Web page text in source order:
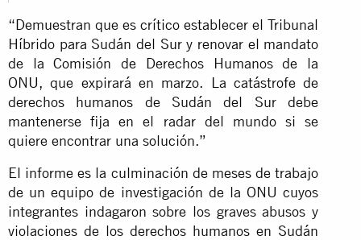
“Demuestran que es crítico establecer el Tribunal
Híbrido para Sudán del Sur y renovar el mandato
de la Comisión de Derechos Humanos de la
ONU, que expirará en marzo. La catástrofe de
derechos humanos de Sudán del Sur debe
mantenerse fija en el radar del mundo si se
quiere encontrar una solución.”
El informe es la culminación de meses de trabajo
de un equipo de investigación de la ONU cuyos
integrantes indagaron sobre los graves abusos y
violaciones de los derechos humanos en Sudán